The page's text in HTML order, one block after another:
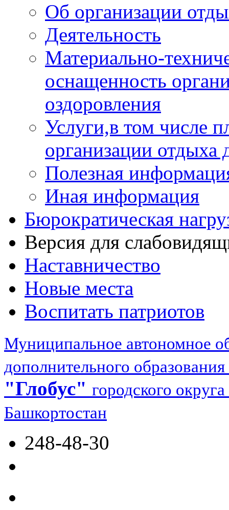
Об организации
Деятельность
Материально-
оснащенность
оздоровления
Услуги,в том числе
организации отдыха
Полезная
Иная информация
Бюрократическая
Версия для
Наставничество
Новые места
Воспитать патриотов
Муниципальное автономное
дополнительного образования
"Глобус" городского
Башкортостан
248-48-30